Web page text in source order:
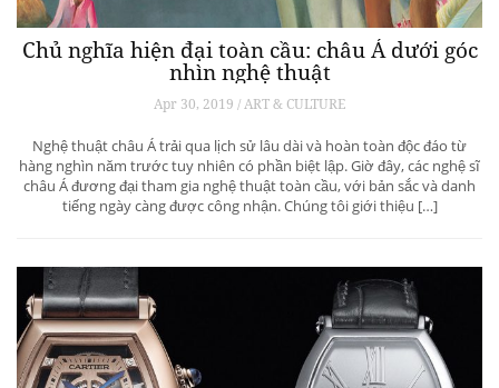
Chủ nghĩa hiện đại toàn cầu: châu Á dưới góc
nhìn nghệ thuật
Apr 30, 2019 / ART & CULTURE
Nghệ thuật châu Á trải qua lịch sử lâu dài và hoàn toàn độc đáo từ
hàng nghìn năm trước tuy nhiên có phần biệt lập. Giờ đây, các nghệ sĩ
châu Á đương đại tham gia nghệ thuật toàn cầu, với bản sắc và danh
tiếng ngày càng được công nhận. Chúng tôi giới thiệu […]